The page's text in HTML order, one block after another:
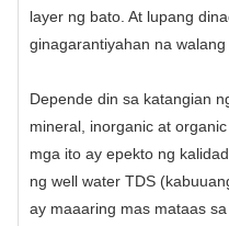
layer ng bato. At lupang
ginagarantiyahan na walang
Depende din sa katangian
mineral, inorganic at
mga ito ay epekto ng
ng well water TDS
ay maaaring mas mataas sa